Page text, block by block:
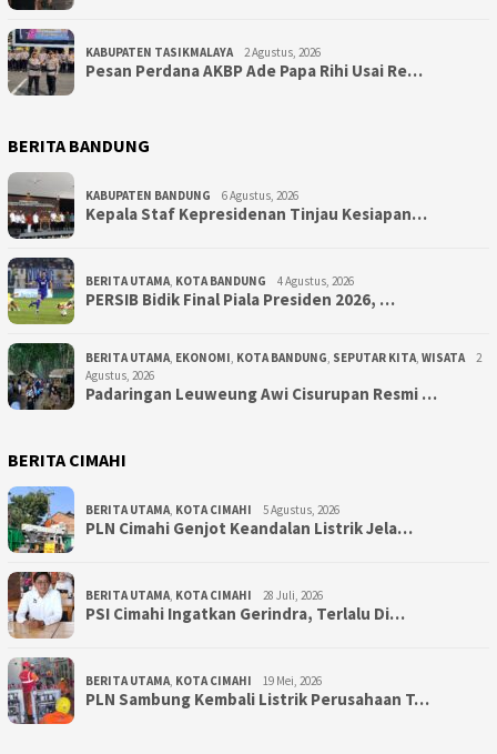
KABUPATEN TASIKMALAYA 2 Agustus, 2026
Pesan Perdana AKBP Ade Papa Rihi Usai Re…
BERITA BANDUNG
KABUPATEN BANDUNG 6 Agustus, 2026
Kepala Staf Kepresidenan Tinjau Kesiapan…
BERITA UTAMA, KOTA BANDUNG 4 Agustus, 2026
PERSIB Bidik Final Piala Presiden 2026, …
BERITA UTAMA, EKONOMI, KOTA BANDUNG, SEPUTAR KITA, WISATA
2
Agustus, 2026
Padaringan Leuweung Awi Cisurupan Resmi …
BERITA CIMAHI
BERITA UTAMA, KOTA CIMAHI 5 Agustus, 2026
PLN Cimahi Genjot Keandalan Listrik Jela…
BERITA UTAMA, KOTA CIMAHI 28 Juli, 2026
PSI Cimahi Ingatkan Gerindra, Terlalu Di…
BERITA UTAMA, KOTA CIMAHI 19 Mei, 2026
PLN Sambung Kembali Listrik Perusahaan T…